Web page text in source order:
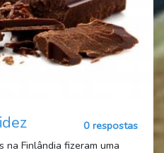
0 respostas
na Finlândia fizeram uma